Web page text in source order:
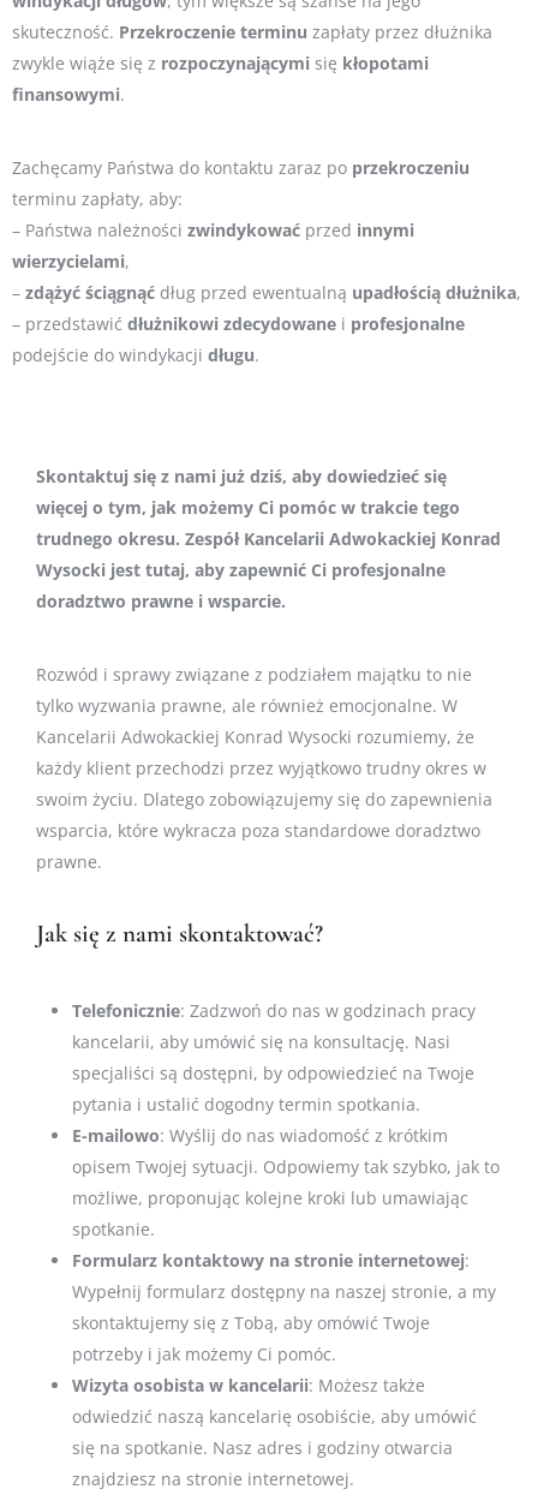
skuteczność. Przekroczenie terminu zapłaty przez dłużnika
zwykle wiąże się z rozpoczynającymi się kłopotami
finansowymi.
Zachęcamy Państwa do kontaktu zaraz po przekroczeniu
terminu zapłaty, aby:
– Państwa należności zwindykować przed innymi
wierzycielami,
– zdążyć ściągnąć dług przed ewentualną upadłością dłużnika,
– przedstawić dłużnikowi zdecydowane i profesjonalne
podejście do windykacji długu.
Skontaktuj się z nami już dziś, aby dowiedzieć się
więcej o tym, jak możemy Ci pomóc w trakcie tego
trudnego okresu. Zespół Kancelarii Adwokackiej Konrad
Wysocki jest tutaj, aby zapewnić Ci profesjonalne
doradztwo prawne i wsparcie.
Rozwód i sprawy związane z podziałem majątku to nie
tylko wyzwania prawne, ale również emocjonalne. W
Kancelarii Adwokackiej Konrad Wysocki rozumiemy, że
każdy klient przechodzi przez wyjątkowo trudny okres w
swoim życiu. Dlatego zobowiązujemy się do zapewnienia
wsparcia, które wykracza poza standardowe doradztwo
prawne.
Jak się z nami skontaktować?
Telefonicznie: Zadzwoń do nas w godzinach pracy
kancelarii, aby umówić się na konsultację. Nasi
specjaliści są dostępni, by odpowiedzieć na Twoje
pytania i ustalić dogodny termin spotkania.
E-mailowo: Wyślij do nas wiadomość z krótkim
opisem Twojej sytuacji. Odpowiemy tak szybko, jak to
możliwe, proponując kolejne kroki lub umawiając
spotkanie.
Formularz kontaktowy na stronie internetowej:
Wypełnij formularz dostępny na naszej stronie, a my
skontaktujemy się z Tobą, aby omówić Twoje
potrzeby i jak możemy Ci pomóc.
Wizyta osobista w kancelarii: Możesz także
odwiedzić naszą kancelarię osobiście, aby umówić
się na spotkanie. Nasz adres i godziny otwarcia
znajdziesz na stronie internetowej.